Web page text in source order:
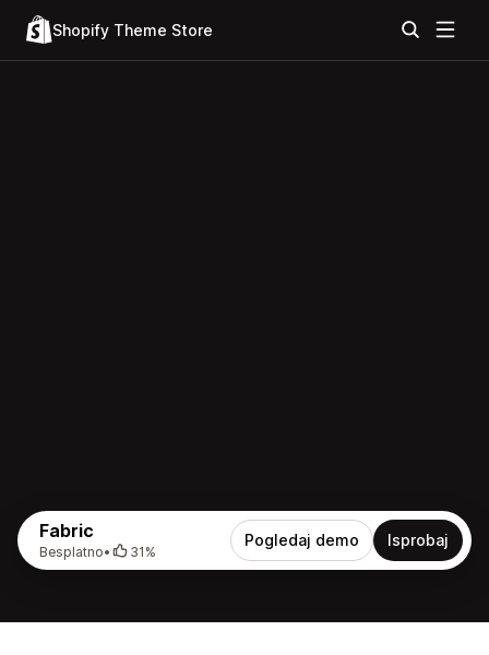
Shopify Theme Store
Fabric
Besplatno• 31%
Pogledaj demo Isprobaj